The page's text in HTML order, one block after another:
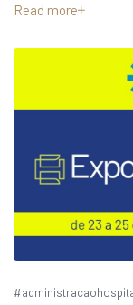
Read more